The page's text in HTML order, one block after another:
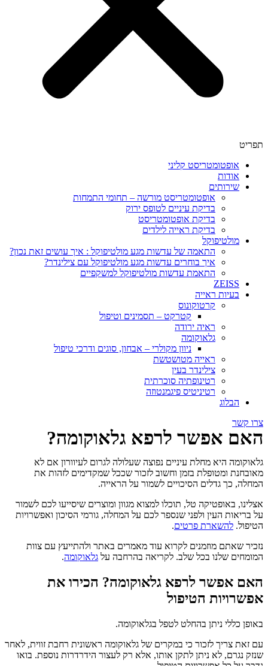
תפריט
אופטומטריסט קליני
אודות
שירותים
אופטומטריסט מורשה – תחומי התמחות
בדיקת עיניים לטופס ירוק
בדיקת אופטומטריסט
בדיקת ראייה לילדים
מולטיפוקל
התאמה של עדשות מגע מולטיפוקל : איך עושים זאת נכון?
איך בוחרים עדשות מגע מולטיפוקל עם צילינדר?
התאמת עדשות מולטיפוקל למשקפיים
ZEISS
בעיות ראייה
קרטוקונוס
קטרקט – תסמינים וטיפול
ראיה ירודה
גלאוקומה
ניוון מקולרי – אבחון, סוגים ודרכי טיפול
ראייה מטושטשת
צילינדר בעין
רטינופתיה סוכרתית
רטיניטיס פיגמנטוזה
הבלוג
צרו קשר
האם אפשר לרפא גלאוקומה?
גלאוקומה היא מחלת עיניים נפוצה שעלולה לגרום לעיוורון אם לא
מאובחנת ומטופלת בזמן וחשוב לזכור שככל שמקדימים לזהות את
המחלה, כך גדלים הסיכויים לשמור על הראייה.
אצלינו, באופטיקה טל, תוכלו למצוא מגוון ומוצרים שיסייעו לכם לשמור
על בריאות העין ולפני שנספר לכם על המחלה, גורמי הסיכון ואפשרויות
הטיפול. להשארת פרטים.
נזכיר שאתם מוזמנים לקרוא עוד מאמרים באתר ולהתייעץ עם צוות
המומחים שלנו בכל שלב. לקריאה בהרחבה על גלאוקומה.
האם אפשר לרפא גלאוקומה? הכירו את
אפשרויות הטיפול
באופן כללי ניתן בהחלט לטפל בגלאוקומה.
עם זאת צריך לזכור כי במקרים של גלאוקומה ראשונית רחבת זווית, לאחר
שנזק נגרם, לא ניתן לתקן אותו, אלא רק לעצור הידרדרות נוספת. בואו